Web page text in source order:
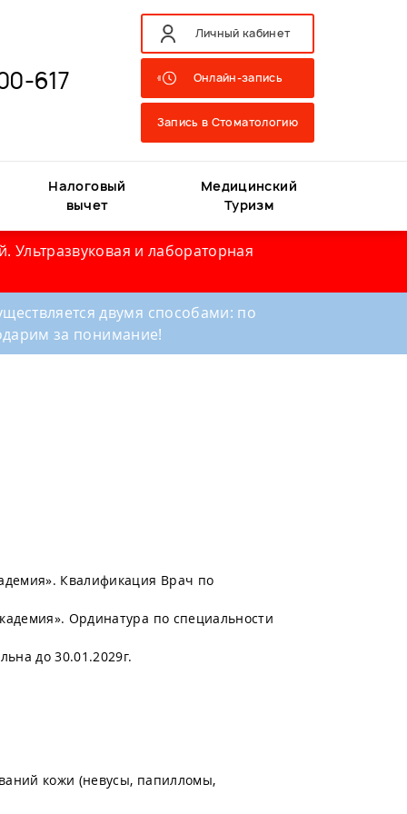
617
Личный кабинет
Онлайн-запись
Запись в Стоматологию
Налоговый
вычет
Медицинский
Туризм
и лабораторная
двумя способами: по
за понимание!
Квалификация Врач по
Ординатура по специальности
до 30.01.2029г.
кожи (невусы, папилломы,